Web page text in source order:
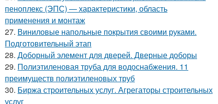
пеноплекс (ЭПС) — характеристики, область
применения и монтаж
27. Виниловые напольные покрытия своими руками.
Подготовительный этап
28. Доборный элемент для дверей. Дверные доборы
29. Полиэтиленовая труба для водоснабжения. 11
преимуществ полиэтиленовых труб
30. Биржа строительных услуг. Агрегаторы строительных
услуг